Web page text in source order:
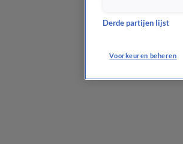
Derde partijen lijst
Voorkeuren beheren